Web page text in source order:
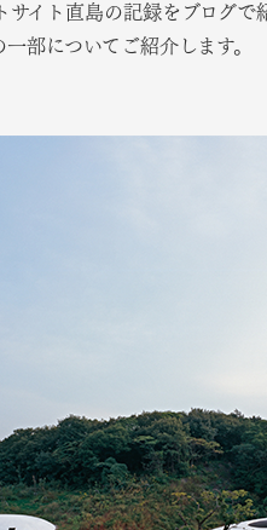
イト直島の記録をブログ
部についてご紹介します。